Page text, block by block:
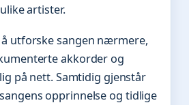
artister.
utforske sangen nærmere,
akkorder og
på nett. Samtidig gjenstår
opprinnelse og tidlige